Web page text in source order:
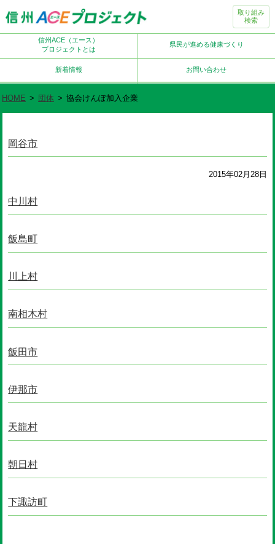
取り組み
検索
信州ACE（エース）
プロジェクトとは
県民が進める健康づくり
新着情報 お問い合わせ
HOME > 団体 > 協会けんぽ加入企業
岡谷市
2015年02月28日
中川村
飯島町
川上村
南相木村
飯田市
伊那市
天龍村
朝日村
下諏訪町